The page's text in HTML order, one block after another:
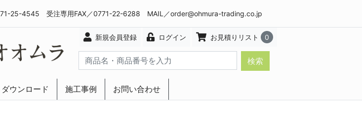
25-4545 受注専用FAX／0771-22-6288 MAIL／order@ohmura-trading.co.jp
新規会員登録 ログイン お見積りリスト 0
検索
ダウンロード 施工事例 お問い合わせ